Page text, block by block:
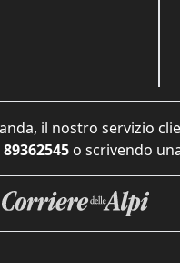
il nostro servizio
89362545 o scrivendo